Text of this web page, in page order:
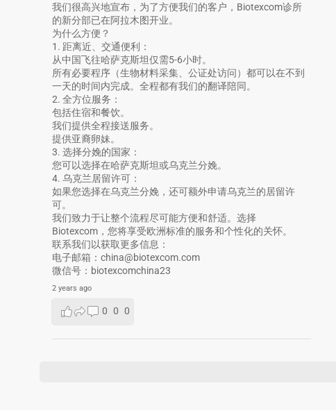
我们很高兴地宣布，为了方便我们的客户，Biotexcom诊所
的新分部已在阿拉木图开业。
为什么方便？
1. 距离近、交通便利：
从中国飞往哈萨克斯坦仅需5-6小时。
所有必要程序（生物材料采集、公证处访问）都可以在不到
一天的时间内完成。全程都有我们的翻译陪同。
2. 全方位服务：
包括住宿和餐饮。
我们提供全程接送服务。
提供亚裔卵妹。
3. 选择分娩的国家：
您可以选择在哈萨克斯坦或乌克兰分娩。
4. 乌克兰居留许可：
如果您选择在乌克兰分娩，还可额外申请乌克兰的居留许
可。
我们致力于让整个流程尽可能方便和舒适。选择
Biotexcom，您将享受欧洲标准的服务和个性化的关怀。
联系我们以获取更多信息：
电子邮箱：china@biotexcom.com
微信号：biotexcomchina23
2 years ago
0 0 0